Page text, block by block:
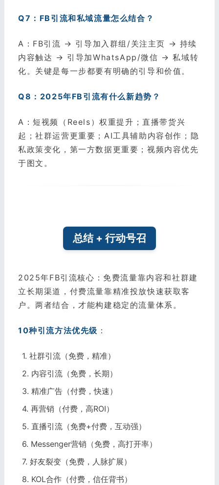
Q7：FB引流和私域流量怎么结合？
A：FB引流 → 引导加入群组/关注主页 → 持续
内容触达 → 引导加WhatsApp/微信 → 私域转
化。关键是每一步都要有明确的引导和价值。
Q8：2025年FB引流有什么新趋势？
A：短视频（Reels）权重提升；直播带货兴
起；社群运营更重要；AI工具辅助内容创作；隐
私政策变化，第一方数据更重要；视频内容优先
于图文。
总结 + 行动号召
2025年FB引流核心：免费流量靠内容和社群建
立长期渠道，付费流量靠精准投放快速获取客
户。两者结合，才能构建稳定的流量体系。
10种引流方法优先级 ：
1. 社群引流（免费，精准）
2. 内容引流（免费，长期）
3. 精准广告（付费，快速）
4. 再营销（付费，高ROI）
5. 直播引流（免费+付费，互动强）
6. Messenger营销（免费，高打开率）
7. 好友裂变（免费，人脉扩展）
8. KOL合作（付费，信任背书）